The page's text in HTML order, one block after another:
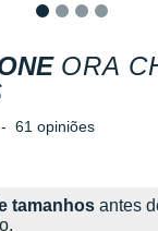
ORA
- 61 opiniões
tamanhos antes